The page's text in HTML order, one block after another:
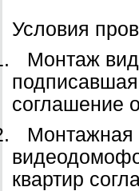
Условия
Монтаж
cоглашение
Монтажная
квартир